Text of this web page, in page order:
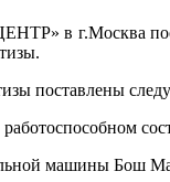
поставлены
машины Бош